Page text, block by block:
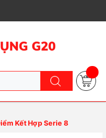
Kết Hợp Serie 8